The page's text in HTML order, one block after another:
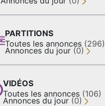
PARTITIONS
Toutes les annonces (296)
Annonces du jour (0)
VIDÉOS
Toutes les annonces (106)
Annonces du jour (0)